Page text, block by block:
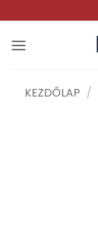
to
content
KEZDŐLAP /